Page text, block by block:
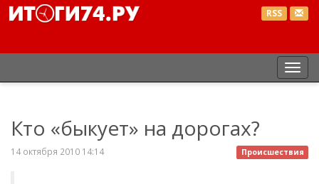
RSS
Кто «быкует» на дорогах?
Происшествия
14 октября 2010 14:14